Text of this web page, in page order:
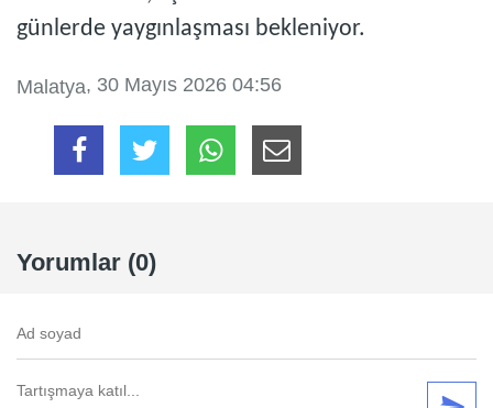
günlerde yaygınlaşması bekleniyor.
Malatya, 30 Mayıs 2026 04:56
Yorumlar (0)